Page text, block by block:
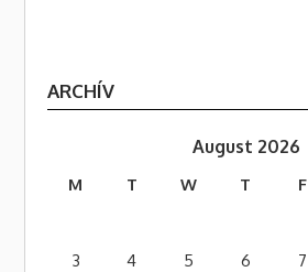
ARCHÍV
August 2026
M T W T F
3
4 5 6 7